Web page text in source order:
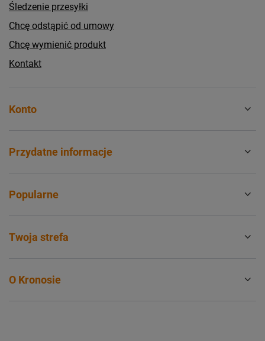
Śledzenie przesyłki
Chcę odstąpić od umowy
Chcę wymienić produkt
Kontakt
Konto
Przydatne informacje
Popularne
Twoja strefa
O Kronosie